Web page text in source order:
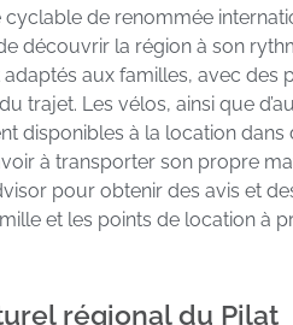
cyclable de renommée
découvrir la région à son
aux familles, avec des
trajet. Les vélos, ainsi que
disponibles à la location
à transporter son propre
pour obtenir des avis et
et les points de location à
régional du Pilat